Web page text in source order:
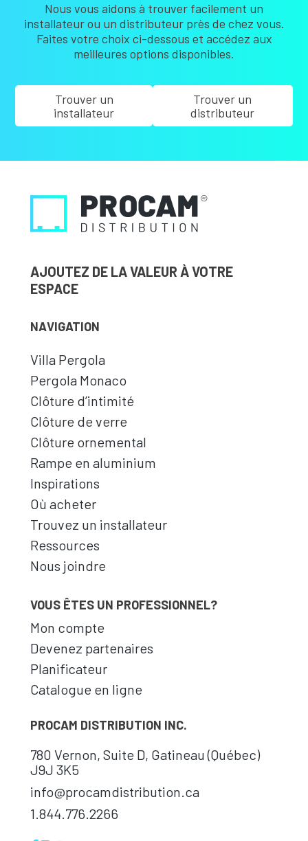
Nous vous aidons à trouver facilement un
installateur ou un distributeur près de chez vous.
Faites votre choix ci-dessous et accédez aux
meilleures options disponibles.
Trouver un
installateur
Trouver un
distributeur
AJOUTEZ DE LA VALEUR À VOTRE
ESPACE
NAVIGATION
Villa Pergola
Pergola Monaco
Clôture d’intimité
Clôture de verre
Clôture ornemental
Rampe en aluminium
Inspirations
Où acheter
Trouvez un installateur
Ressources
Nous joindre
VOUS ÊTES UN PROFESSIONNEL?
Mon compte
Devenez partenaires
Planificateur
Catalogue en ligne
PROCAM DISTRIBUTION INC.
780 Vernon, Suite D, Gatineau (Québec)
J9J 3K5
info@procamdistribution.ca
1.844.776.2266